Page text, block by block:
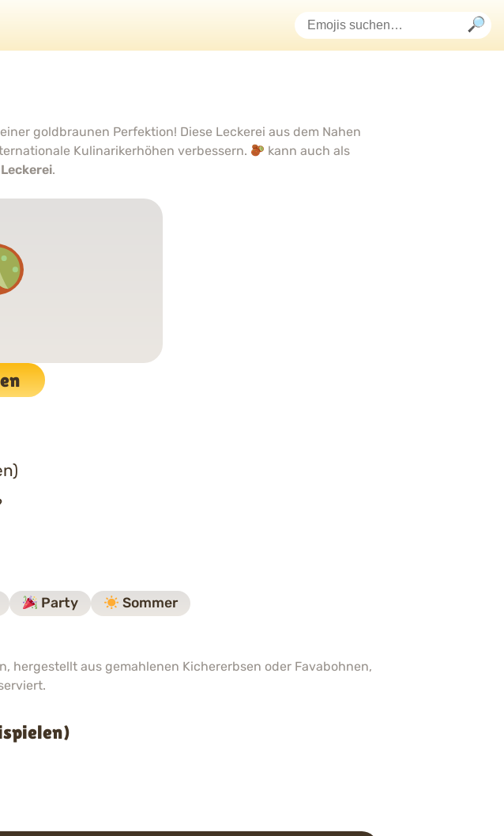
goldbraunen Perfektion! Diese Leckerei aus dem Nahen
Kulinarikerhöhen verbessern.
kann auch als
.
Party Sommer
hergestellt aus gemahlenen Kichererbsen oder Favabohnen,